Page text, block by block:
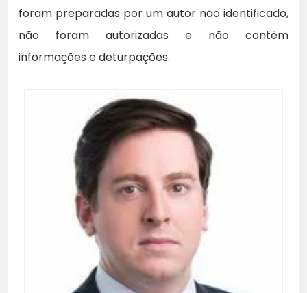
foram preparadas por um autor não identificado,
não foram autorizadas e não contêm
informações e deturpações.